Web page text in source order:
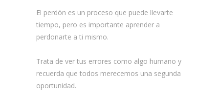
El perdón es un proceso que puede llevarte
tiempo, pero es importante aprender a
perdonarte a ti mismo.
Trata de ver tus errores como algo humano y
recuerda que todos merecemos una segunda
oportunidad.